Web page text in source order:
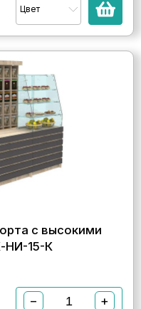
Цвет
с высокими
НИ-15-К
− +